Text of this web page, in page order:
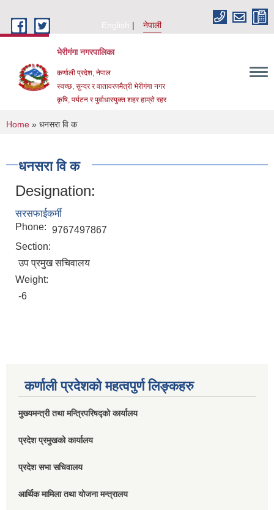
English
नेपाली
भेरीगंगा नगरपालिका
कर्णाली प्रदेश, नेपाल
स्वच्छ, सुन्दर र वातावरणमैत्री भेरीगंगा नगर
कृषि, पर्यटन र पुर्वाधारयुक्त शहर हाम्रो रहर
You are here
Home » धनसरा वि क
धनसरा वि क
Designation:
सरसफाईकर्मी
Phone: 9767497867
Section:
उप प्रमुख सचिवालय
Weight:
-6
कर्णाली प्रदेशको महत्वपुर्ण लिङ्कहरु
मुख्यमन्त्री तथा मन्त्रिपरिषद्को कार्यालय
प्रदेश प्रमुखको कार्यालय
प्रदेश सभा सचिवालय
आर्थिक मामिला तथा योजना मन्त्रालय